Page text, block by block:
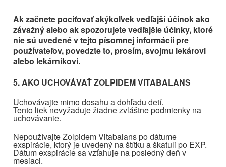
Ak začnete pociťovať akýkoľvek vedľajší účinok ako
závažný alebo ak spozorujete vedľajšie účinky, ktoré
nie sú uvedené v tejto písomnej informácii pre
používateľov, povedzte to, prosím, svojmu lekárovi
alebo lekárnikovi.
5. AKO UCHOVÁVAŤ ZOLPIDEM VITABALANS
Uchovávajte mimo dosahu a dohľadu detí.
Tento liek nevyžaduje žiadne zvláštne podmienky na
uchovávanie.
Nepoužívajte Zolpidem Vitabalans po dátume
exspirácie, ktorý je uvedený na štítku a škatuli po EXP.
Dátum exspirácie sa vzťahuje na posledný deň v
mesiaci.